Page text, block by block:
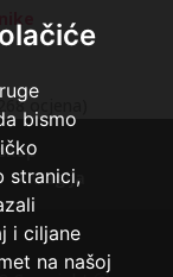
bismo
stranici,
i ciljane
na našoj
ocjena)
Magija